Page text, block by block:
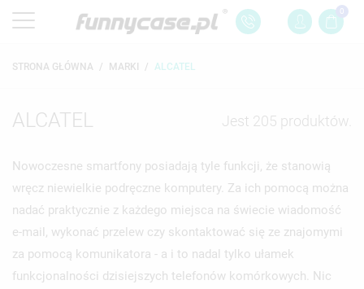
0
STRONA GŁÓWNA MARKI ALCATEL
ALCATEL Jest 205 produktów.
Nowoczesne smartfony posiadają tyle funkcji, że stanowią
wręcz niewielkie podręczne komputery. Za ich pomocą można
nadać praktycznie z każdego miejsca na świecie wiadomość
e-mail, wykonać przelew czy skontaktować się ze znajomymi
za pomocą komunikatora - a i to nadal tylko ułamek
funkcjonalności dzisiejszych telefonów komórkowych. Nic